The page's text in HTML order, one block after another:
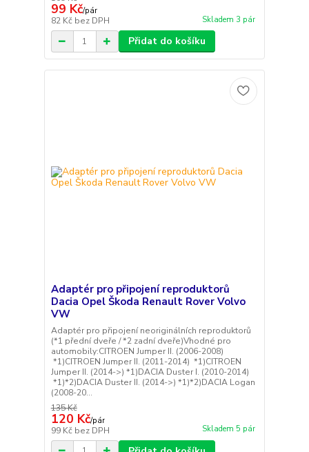
99 Kč/pár
82 Kč bez DPH Skladem 3 pár
Přidat do košíku
Adaptér pro připojení reproduktorů
Dacia Opel Škoda Renault Rover Volvo
VW
Adaptér pro připojení neoriginálních reproduktorů
(*1 přední dveře / *2 zadní dveře)Vhodné pro
automobily:CITROEN Jumper II. (2006-2008)
*1)CITROEN Jumper II. (2011-2014) *1)CITROEN
Jumper II. (2014->) *1)DACIA Duster I. (2010-2014)
*1)*2)DACIA Duster II. (2014->) *1)*2)DACIA Logan
(2008-20...
135 Kč
120 Kč/pár
99 Kč bez DPH Skladem 5 pár